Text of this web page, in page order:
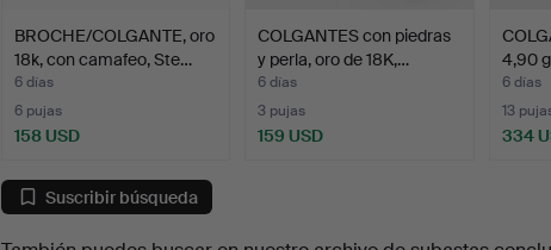
BROCHE/COLGANTE, oro
18k, con camafeo, Ste…
6 días
6 pujas
158 USD
COLGANTES con piedras
y perla, oro de 18K,…
6 días
3 pujas
159 USD
4,90
6 días
13
334
Suscribir búsqueda